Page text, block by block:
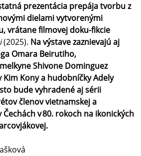
prezentácia prepája tvorbu z
dielami vytvorenými
vrátane filmovej doku-fikcie
(2025). Na výstave zaznievajú aj
Omara Beirutiho,
Shivone Dominguez
Kim Kony a hudobníčky Adely
bude vyhradené aj sérii
členov vietnamskej a
v 80. rokoch na ikonických